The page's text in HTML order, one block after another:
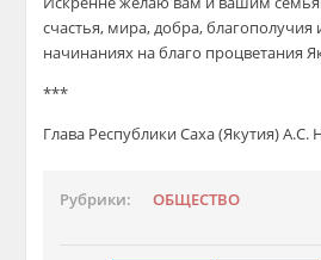
счастья, мира,добра, благополучия
начинаниях на благо процветания
***
Глава Республики Саха (Якутия)А.С.
Рубрики: ОБЩЕСТВО